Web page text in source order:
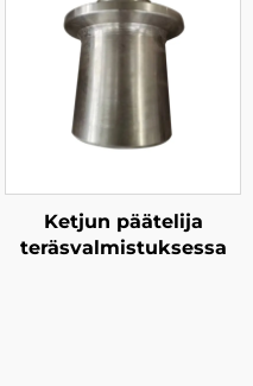
Ketjun päätelija
teräsvalmistuksessa